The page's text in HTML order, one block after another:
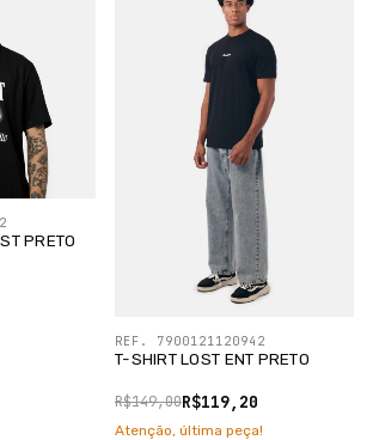
PRETO
T-SHIRT LOST ENT PRETO
R$119,20
R$149,00
REF. 7900121120942
Atenção, última peça!